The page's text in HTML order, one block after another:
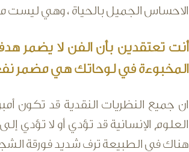
الاحساس الجميل بالحياة ، وهي ليست
أنت تعتقدين بأن الفن لا يضمر
المخبوءة في لوحاتك هي مضمر
ان جميع النظريات النقدية قد تكون
العلوم الإنسانية قد تؤدي أو لا
هناك في الطبيعة ترف شديد فورقة